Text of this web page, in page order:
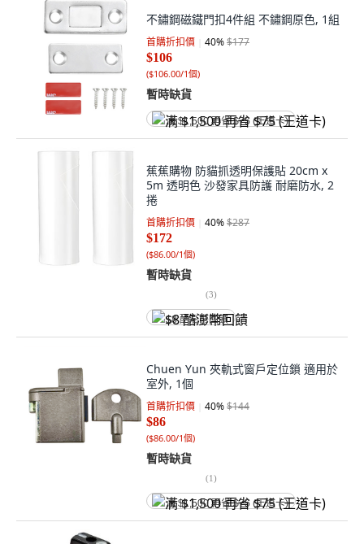
不鏽鋼磁鐵門扣4件組 不鏽鋼原色, 1組
首購折扣價 40%$177
$106
($106.00/1個)
暫時缺貨
满 $1,500 再省 $75 (王道卡)
蕉蕉購物 防貓抓透明保護貼 20cm x
5m 透明色 沙發家具防護 耐磨防水, 2
捲
首購折扣價 40%$287
$172
($86.00/1個)
暫時缺貨
(3)
$8 酷澎幣回饋
Chuen Yun 夾軌式窗戶定位鎖 適用於
室外, 1個
首購折扣價 40%$144
$86
($86.00/1個)
暫時缺貨
(1)
满 $1,500 再省 $75 (王道卡)